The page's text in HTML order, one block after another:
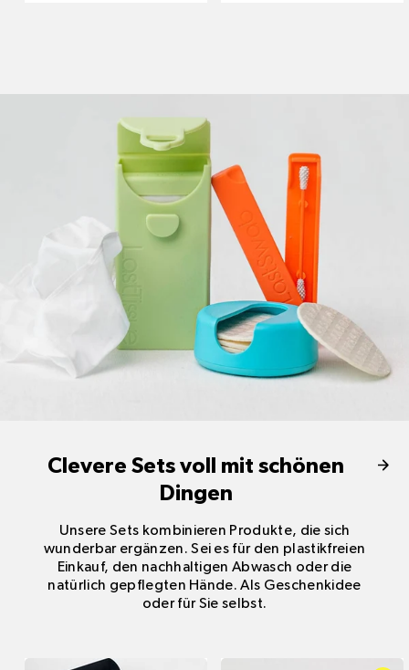
Clevere Sets voll mit schönen
Dingen
Unsere Sets kombinieren Produkte, die sich
wunderbar ergänzen. Sei es für den plastikfreien
Einkauf, den nachhaltigen Abwasch oder die
natürlich gepflegten Hände. Als Geschenkidee
oder für Sie selbst.